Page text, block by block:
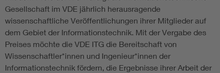
Microelectronics
Gesellschaft im VDE jährlich herausragende
wissenschaftliche Veröffentlichungen ihrer Mitglieder auf
dem Gebiet der Informationstechnik. Mit der Vergabe des
Preises möchte die VDE ITG die Bereitschaft von
Wissenschaftler*innen und Ingenieur*innen der
Informationstechnik fördern, die Ergebnisse ihrer Arbeit der